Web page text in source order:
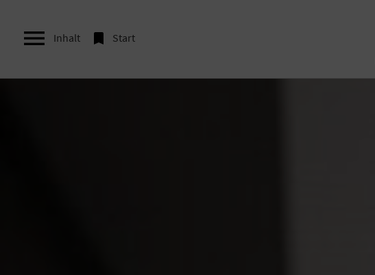
 Inhalt  Start